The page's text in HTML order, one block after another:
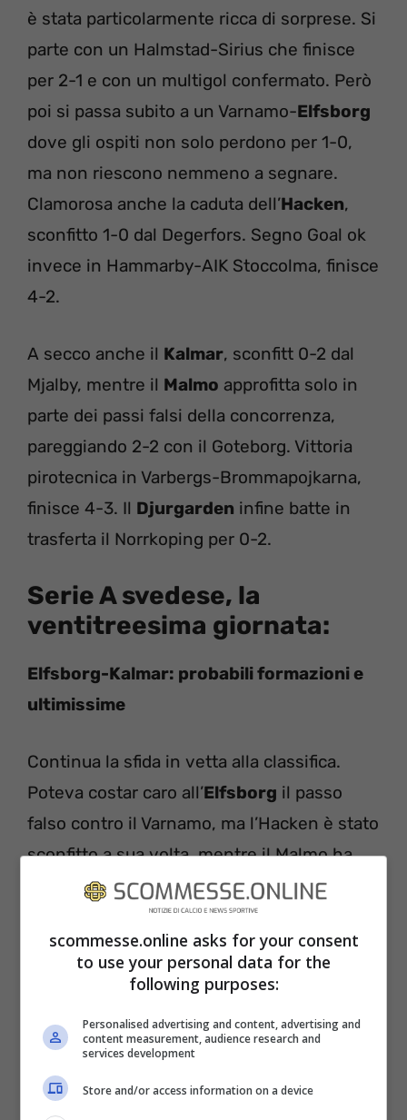
è stata particolarmente ricca di sorprese. Si
parte con un Halmstad-Sirius che finisce
per 2-1 e con un multigol confermato. Però
poi si passa subito a un Varnamo-Elfsborg
dove gli ospiti non solo perdono per 1-0,
ma non riescono nemmeno a segnare.
Clamorosa anche la caduta dell’Hacken,
sconfitto 1-0 dal Degerfors. Segno Goal ok
invece in Hammarby-AIK Stoccolma, finisce
4-2.
A secco anche il Kalmar, sconfitt 0-2 dal
Mjalby, mentre il Malmo approfitta solo in
parte dei passi falsi della concorrenza,
pareggiando 2-2 con il Goteborg. Vittoria
pirotecnica in Varbergs-Brommapojkarna,
finisce 4-3. Il Djurgarden infine batte in
trasferta il Norrkoping per 0-2.
Serie A svedese, la
ventitreesima giornata:
Elfsborg-Kalmar: probabili formazioni e
ultimissime
Continua la sfida in vetta alla classifica.
Poteva costar caro all’Elfsborg il passo
falso contro il Varnamo, ma l’Hacken è stato
sconfitto a sua volta, mentre il Malmo ha
rosicchiato un punto solo. I gialloneri quindi
sono sempre lì, ma ora bisogna subito
invertire la rotta. Tra le mura amiche arriva
che di rado è riuscito ad
del tecnico Thelin dovrà stare attento a
non scivolare di nuovo.
scommesse.online asks for your consent
to use your personal data for the
following purposes:
Personalised advertising and content, advertising and
content measurement, audience research and
services development
Store and/or access information on a device